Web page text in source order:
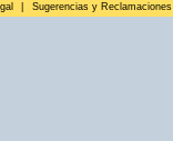
Sugerencias y Reclamaciones